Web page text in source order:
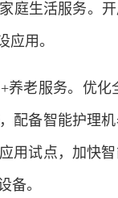
庭生活服务。
应用。
服务。优化
配备智能护理
用试点，加快
备。